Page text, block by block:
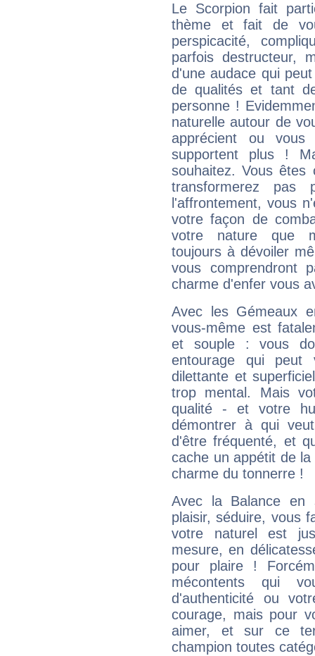
Le Scorpion fait
thème et fait de
perspicacité,
parfois destructeur,
d'une audace qui
de qualités et tant
personne !
naturelle autour de
apprécient ou
supportent plus !
souhaitez. Vous
transformerez
l'affrontement, vous
votre façon de
votre nature que
toujours à dévoiler
vous comprendront
charme d'enfer vous
Avec les Gémeaux
vous-même est
et souple : vous
entourage qui
dilettante et
trop mental. Mais
qualité - et votre
démontrer à qui
d'être fréquenté, et
cache un appétit de
charme du tonnerre !
Avec la Balance en
plaisir, séduire, vous
votre naturel est
mesure, en
pour plaire !
mécontents qui
d'authenticité ou
courage, mais pour
aimer, et sur ce
champion toutes